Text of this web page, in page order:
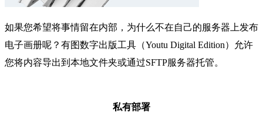
如果您希望将事情留在内部，为什么不在自己的服务器上发布
电子画册呢？有图数字出版工具（Youtu Digital Edition）允许
您将内容导出到本地文件夹或通过SFTP服务器托管。
私有部署